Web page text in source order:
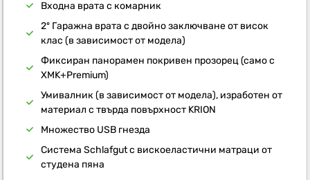
Входна врата с комарник
2º Гаражна врата с двойно заключване от висок
клас (в зависимост от модела)
Фиксиран панорамен покривен прозорец (само с
XMK+Premium)
Умивалник (в зависимост от модела), изработен от
материал с твърда повърхност KRION
Множество USB гнезда
Система Schlafgut с вискоеластични матраци от
студена пяна